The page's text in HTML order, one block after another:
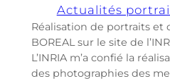
Actualités
Réalisation de portraits et
BOREAL sur le site de
L’INRIA m’a confié la
des photographies des